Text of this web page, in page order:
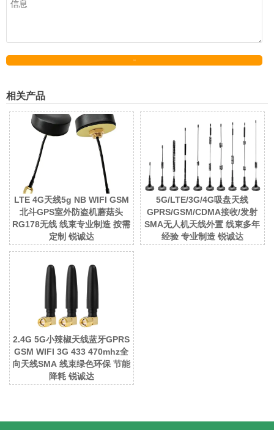
相关产品
LTE 4G天线5g NB WIFI GSM
北斗GPS室外防盗机蘑菇头
RG178无线 线束专业制造 按需
定制 锐诚达
5G/LTE/3G/4G吸盘天线
GPRS/GSM/CDMA接收/发射
SMA无人机天线外置 线束多年
经验 专业制造 锐诚达
2.4G 5G小辣椒天线蓝牙GPRS
GSM WIFI 3G 433 470mhz全
向天线SMA 线束绿色环保 节能
降耗 锐诚达